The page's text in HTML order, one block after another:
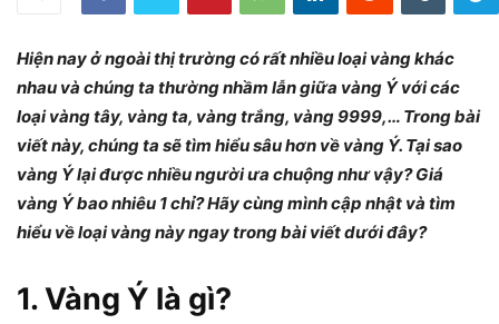
Hiện nay ở ngoài thị trường có rất nhiều loại vàng khác
nhau và chúng ta thường nhầm lẫn giữa vàng Ý với các
loại vàng tây, vàng ta, vàng trắng, vàng 9999,… Trong bài
viết này, chúng ta sẽ tìm hiểu sâu hơn về vàng Ý. Tại sao
vàng Ý lại được nhiều người ưa chuộng như vậy? Giá
vàng Ý bao nhiêu 1 chỉ? Hãy cùng mình cập nhật và tìm
hiểu về loại vàng này ngay trong bài viết dưới đây?
1. Vàng Ý là gì?